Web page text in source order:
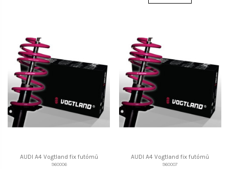
AUDI A4 Vogtland fix futómű
960006
AUDI A4 Vogtland fix futómű
960007